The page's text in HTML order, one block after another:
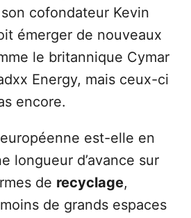
cofondateur Kevin
émerger de nouveaux
le britannique Cymar
Energy, mais ceux-ci
encore.
est-elle en
longueur d’avance sur
de recyclage,
de grands espaces